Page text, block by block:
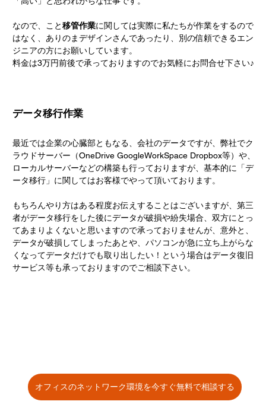
なので、こと移管作業に関しては実際に私たちが作業をするので
はなく、ありのまデザインさんであったり、別の信頼できるエン
ジニアの方にお願いしています。
料金は3万円前後で承っておりますのでお気軽にお問合せ下さい♪
データ移行作業
最近では企業の心臓部ともなる、会社のデータですが、弊社でク
ラウドサーバー（OneDrive GoogleWorkSpace Dropbox等）や、
ローカルサーバーなどの構築も行っておりますが、基本的に「デ
ータ移行」に関してはお客様でやって頂いております。
もちろんやり方はある程度お伝えすることはございますが、第三
者がデータ移行をした後にデータが破損や紛失場合、双方にとっ
てあまりよくないと思いますので承っておりませんが、意外と、
データが破損してしまったあとや、パソコンが急に立ち上がらな
くなってデータだけでも取り出したい！という場合はデータ復旧
サービス等も承っておりますのでご相談下さい。
オフィスのネットワーク環境を今すぐ無料で相談する